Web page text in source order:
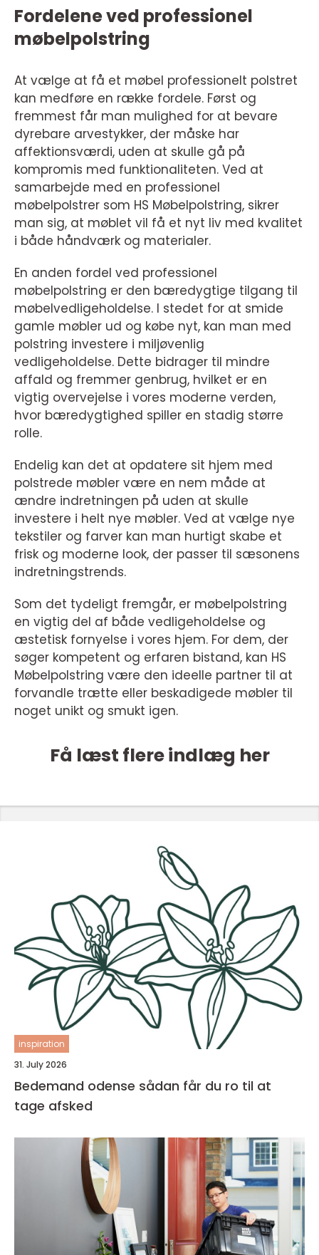
Fordelene ved professionel
møbelpolstring
At vælge at få et møbel professionelt polstret
kan medføre en række fordele. Først og
fremmest får man mulighed for at bevare
dyrebare arvestykker, der måske har
affektionsværdi, uden at skulle gå på
kompromis med funktionaliteten. Ved at
samarbejde med en professionel
møbelpolstrer som HS Møbelpolstring, sikrer
man sig, at møblet vil få et nyt liv med kvalitet
i både håndværk og materialer.
En anden fordel ved professionel
møbelpolstring er den bæredygtige tilgang til
møbelvedligeholdelse. I stedet for at smide
gamle møbler ud og købe nyt, kan man med
polstring investere i miljøvenlig
vedligeholdelse. Dette bidrager til mindre
affald og fremmer genbrug, hvilket er en
vigtig overvejelse i vores moderne verden,
hvor bæredygtighed spiller en stadig større
rolle.
Endelig kan det at opdatere sit hjem med
polstrede møbler være en nem måde at
ændre indretningen på uden at skulle
investere i helt nye møbler. Ved at vælge nye
tekstiler og farver kan man hurtigt skabe et
frisk og moderne look, der passer til sæsonens
indretningstrends.
Som det tydeligt fremgår, er møbelpolstring
en vigtig del af både vedligeholdelse og
æstetisk fornyelse i vores hjem. For dem, der
søger kompetent og erfaren bistand, kan HS
Møbelpolstring være den ideelle partner til at
forvandle trætte eller beskadigede møbler til
noget unikt og smukt igen.
Få læst flere indlæg her
inspiration
31. July 2026
Bedemand odense sådan får du ro til at
tage afsked